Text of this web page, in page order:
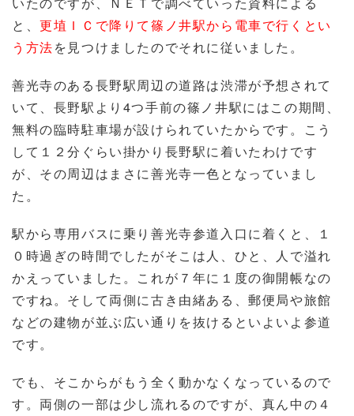
と、更埴ＩＣで降りて篠ノ井駅から電車で行くとい
う方法を見つけましたのでそれに従いました。
善光寺のある長野駅周辺の道路は渋滞が予想されて
いて、長野駅より4つ手前の篠ノ井駅にはこの期間、
無料の臨時駐車場が設けられていたからです。こう
して１２分ぐらい掛かり長野駅に着いたわけです
が、その周辺はまさに善光寺一色となっていまし
た。
駅から専用バスに乗り善光寺参道入口に着くと、１
０時過ぎの時間でしたがそこは人、ひと、人で溢れ
かえっていました。これが７年に１度の御開帳なの
ですね。そして両側に古き由緒ある、郵便局や旅館
などの建物が並ぶ広い通りを抜けるといよいよ参道
です。
でも、そこからがもう全く動かなくなっているので
す。両側の一部は少し流れるのですが、真ん中の４